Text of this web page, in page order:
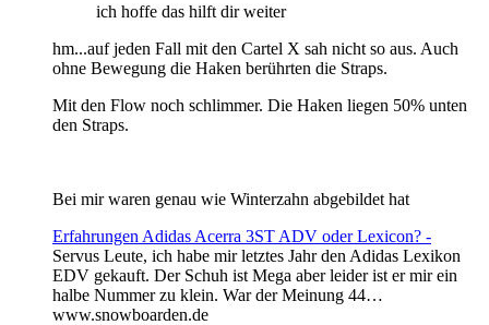
ich hoffe das hilft dir weiter
hm...auf jeden Fall mit den Cartel X sah nicht so aus. Auch
ohne Bewegung die Haken berührten die Straps.
Mit den Flow noch schlimmer. Die Haken liegen 50% unten
den Straps.
Bei mir waren genau wie Winterzahn abgebildet hat
Erfahrungen Adidas Acerra 3ST ADV oder Lexicon? -
Servus Leute, ich habe mir letztes Jahr den Adidas Lexikon
EDV gekauft. Der Schuh ist Mega aber leider ist er mir ein
halbe Nummer zu klein. War der Meinung 44…
www.snowboarden.de